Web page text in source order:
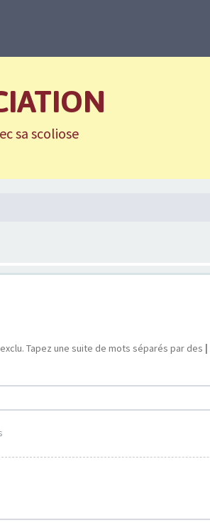
sa scoliose
Tapez une suite de mots séparés par des |